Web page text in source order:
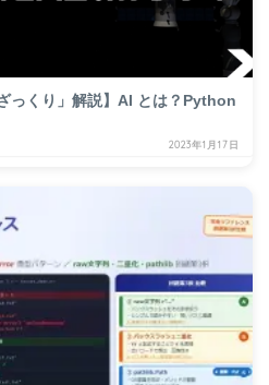
っくり」解説】AI とは？Python
2023年1月17日